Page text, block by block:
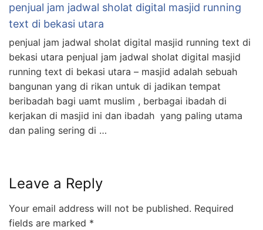
penjual jam jadwal sholat digital masjid running
text di bekasi utara
penjual jam jadwal sholat digital masjid running text di
bekasi utara penjual jam jadwal sholat digital masjid
running text di bekasi utara – masjid adalah sebuah
bangunan yang di rikan untuk di jadikan tempat
beribadah bagi uamt muslim , berbagai ibadah di
kerjakan di masjid ini dan ibadah yang paling utama
dan paling sering di …
Leave a Reply
Your email address will not be published. Required
fields are marked *